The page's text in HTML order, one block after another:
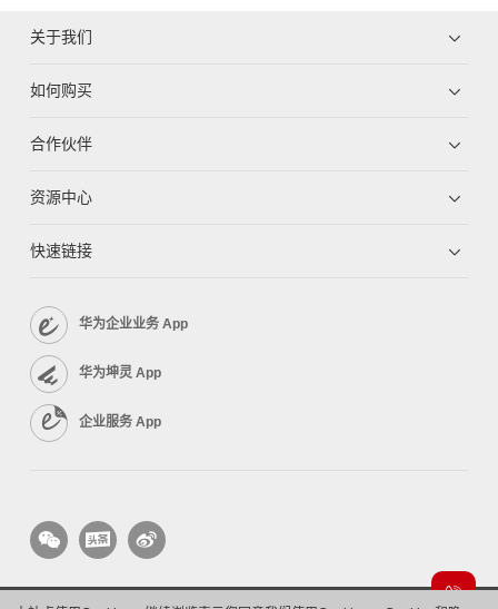
关于我们
如何购买
合作伙伴
资源中心
快速链接
华为企业业务 App
华为坤灵 App
企业服务 App